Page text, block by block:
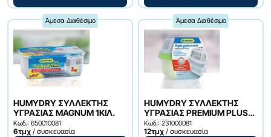
Άμεσα Διαθέσιμο
HUMYDRY ΣΥΛΛΕΚΤΗΣ
ΥΓΡΑΣΙΑΣ MAGNUM 1ΚΙΛ.
Κωδ.: 650010081
6τμχ / συσκευασία
Άμεσα Διαθέσιμο
HUMYDRY ΣΥΛΛΕΚΤΗΣ
ΥΓΡΑΣΙΑΣ PREMIUM PLUS
450ΓΡ.
Κωδ.: 231000081
12τμχ / συσκευασία